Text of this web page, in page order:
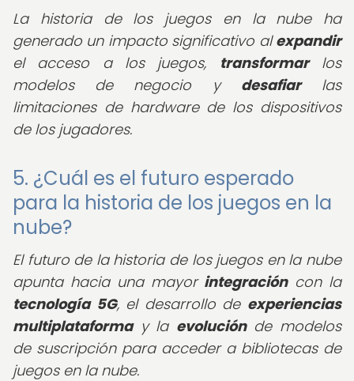
La historia de los juegos en la nube ha
generado un impacto significativo alexpandir
el acceso a los juegos, transformarlos
modelos de negocio y desafiarlas
limitaciones de hardware de los dispositivos
de los jugadores.
5. ¿Cuál es el futuro esperado
para la historia de los juegos en la
nube?
El futuro de la historia de los juegos en la nube
apunta hacia una mayor integracióncon la
tecnología 5G, el desarrollo de experiencias
multiplataformay la evoluciónde modelos
de suscripción para acceder a bibliotecas de
juegos en la nube.